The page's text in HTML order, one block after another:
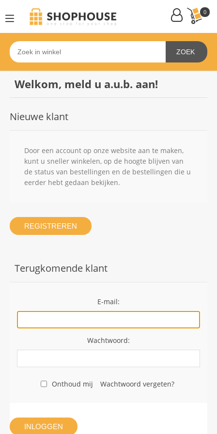
0
ZOEK
Welkom, meld u a.u.b. aan!
Nieuwe klant
Door een account op onze website aan te maken,
kunt u sneller winkelen, op de hoogte blijven van
de status van bestellingen en de bestellingen die u
eerder hebt gedaan bekijken.
REGISTREREN
Terugkomende klant
E-mail:
Wachtwoord:
Onthoud mij Wachtwoord vergeten?
INLOGGEN